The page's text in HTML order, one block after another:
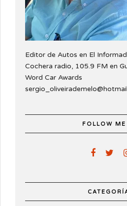
Editor de Autos en El
Cochera radio, 105.9 FM en
Word Car Awards
FOLLOW